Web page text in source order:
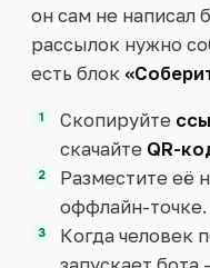
он сам не написал
рассылок нужно
есть блок
Скопируйте
скачайте QR-
Разместите её
оффлайн-точке.
Когда человек